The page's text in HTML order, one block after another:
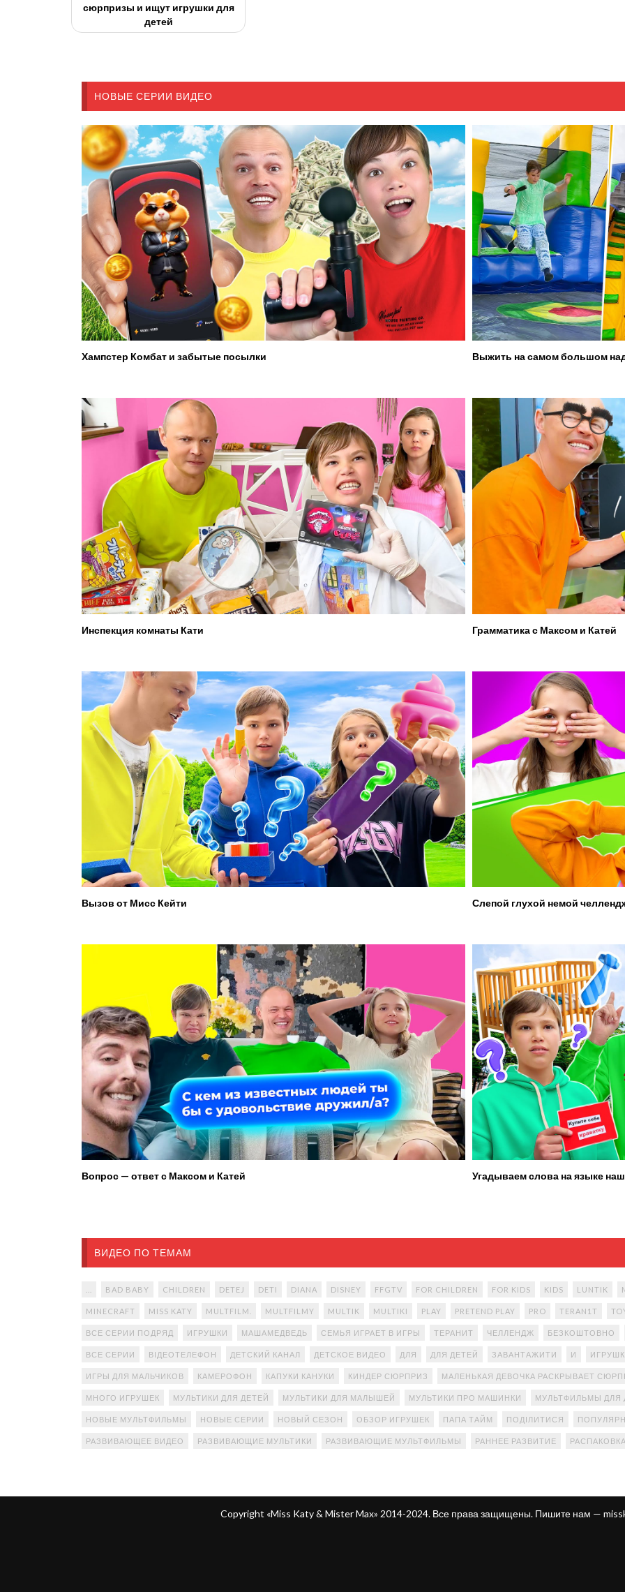
сюрпризы и ищут игрушки для
детей
НОВЫЕ СЕРИИ ВИДЕО
Хампстер Комбат и забытые посылки Выжить на самом большом
Инспекция комнаты Кати Грамматика с Максом и Катей
Вызов от Мисс Кейти Слепой глухой немой
Вопрос — ответ с Максом и Катей Угадываем слова на языке
ВИДЕО ПО ТЕМАМ
BAD BABY CHILDREN DETEJ DETI DIANA DISNEY FFGTV FOR CHILDREN FOR KIDS KIDS LUNTIK
MINECRAFT MISS KATY MULTFILM. MULTFILMY MULTIK MULTIKI PLAY PRETEND PLAY PRO TERAN1T
ВСЕ СЕРИИ ПОДРЯД ИГРУШКИ МАШАМЕДВЕДЬ СЕМЬЯ ИГРАЕТ В ИГРЫ ТЕРАНИТ ЧЕЛЛЕНДЖ БЕЗКОШТОВНО
ВСЕ СЕРИИ ВІДЕОТЕЛЕФОН ДЕТСКИЙ КАНАЛ ДЕТСКОЕ ВИДЕО ДЛЯ ДЛЯ ДЕТЕЙ ЗАВАНТАЖИТИ И
ИГРЫ ДЛЯ МАЛЬЧИКОВ КАМЕРОФОН КАПУКИ КАНУКИ КИНДЕР СЮРПРИЗ МАЛЕНЬКАЯ ДЕВОЧКА РАСКРЫВАЕТ
МНОГО ИГРУШЕК МУЛЬТИКИ ДЛЯ ДЕТЕЙ МУЛЬТИКИ ДЛЯ МАЛЫШЕЙ МУЛЬТИКИ ПРО МАШИНКИ МУЛЬТФИЛЬМЫ ДЛЯ
НОВЫЕ МУЛЬТФИЛЬМЫ НОВЫЕ СЕРИИ НОВЫЙ СЕЗОН ОБЗОР ИГРУШЕК ПАПА ТАЙМ ПОДІЛИТИСЯ
РАЗВИВАЮЩЕЕ ВИДЕО РАЗВИВАЮЩИЕ МУЛЬТИКИ РАЗВИВАЮЩИЕ МУЛЬТФИЛЬМЫ РАННЕЕ РАЗВИТИЕ
Copyright «Miss Katy & Mister Max» 2014-2024. Все права защищены. Пишите нам —